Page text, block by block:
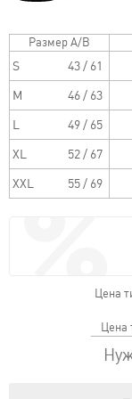
Размер A/B
S 43 / 61
M 46 / 63
L 49 / 65
XL 52 / 67
XXL 55 / 69
Цена
Цена